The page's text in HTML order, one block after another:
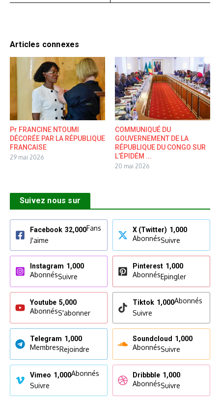
Articles connexes
Pr FRANCINE NTOUMI
DÉCORÉE PAR LA RÉPUBLIQUE
FRANCAISE
29 mai 2026
COMMUNIQUÉ DU
GOUVERNEMENT DE LA
RÉPUBLIQUE DU CONGO SUR
L’ÉPIDÉM ...
20 mai 2026
Suivez nous sur
Facebook 32,000Fans
J'aime
X (Twitter) 1,000
AbonnésSuivre
Instagram 1,000
AbonnésSuivre
Pinterest 1,000
AbonnésEpingler
Youtube 5,000
AbonnésS'abonner
Tiktok 1,000Abonnés
Suivre
Telegram 1,000
MembresRejoindre
Soundcloud 1,000
AbonnésSuivre
Vimeo 1,000Abonnés
Suivre
Dribbble 1,000
AbonnésSuivre